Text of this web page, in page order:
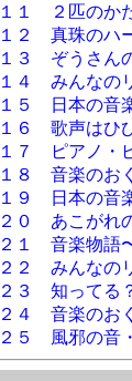
１１ ２匹のか
１２ 真珠のハ
１３ ぞうさん
１４ みんなの
１５ 日本の音
１６ 歌声はひ
１７ ピアノ・
１８ 音楽のお
１９ 日本の音
２０ あこがれ
２１ 音楽物語
２２ みんなの
２３ 知ってる
２４ 音楽のお
２５ 風邪の音